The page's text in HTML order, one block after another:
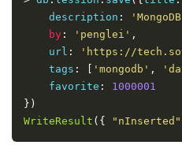
    description
:
by : 'penglei' ,
    url
: 'https://
    tags
: 'mongodb' ,
    favorite
:
1000001
})
WriteResult ({ "nInserted"